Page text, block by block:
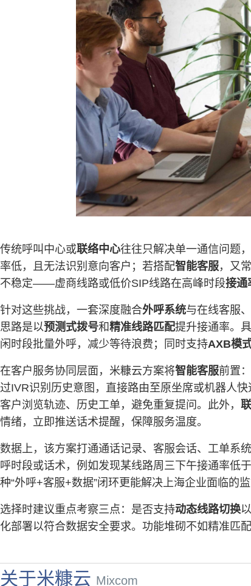
传统呼叫中心或联络中心往往只解决单一通信问题
率低，且无法识别意向客户；若搭配智能客服，又
不稳定——虚商线路或低价SIP线路在高峰时段接通
针对这些挑战，一套深度融合外呼系统与在线客服
思路是以预测式拨号和精准线路匹配提升接通率。
闲时段批量外呼，减少等待浪费；同时支持AXB模
在客户服务协同层面，米糠云方案将智能客服前置
过IVR识别历史意图，直接路由至原坐席或机器人快
客户浏览轨迹、历史工单，避免重复提问。此外，
情绪，立即推送话术提醒，保障服务温度。
数据上，该方案打通通话记录、客服会话、工单系
呼时段或话术，例如发现某线路周三下午接通率低
种“外呼+客服+数据”闭环更能解决上海企业面临的
选择时建议重点考察三点：是否支持动态线路切换
化部署以符合数据安全要求。功能堆砌不如精准匹
关于米糠云 Mixcom